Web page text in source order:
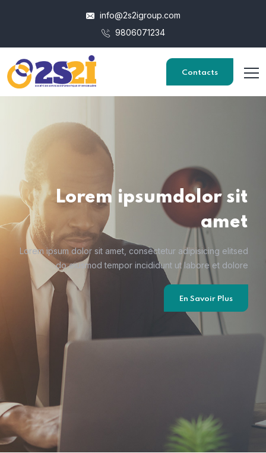
info@2s2igroup.com
9806071234
Contacts
Lorem ipsumdolor sit
amet
Lorem ipsum dolor sit amet, consectetur adipisicing elitsed
do eiusmod tempor incididunt ut labore et dolore
En Savoir Plus